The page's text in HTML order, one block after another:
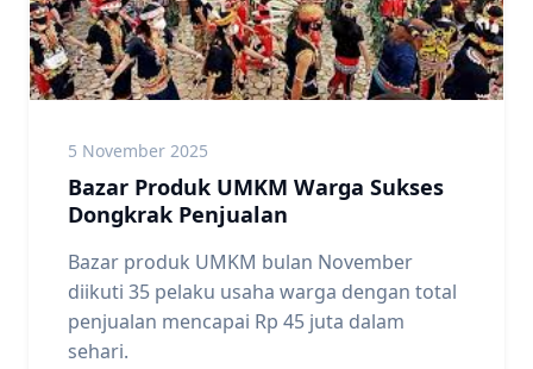
5 November 2025
Bazar Produk UMKM Warga Sukses
Dongkrak Penjualan
Bazar produk UMKM bulan November
diikuti 35 pelaku usaha warga dengan total
penjualan mencapai Rp 45 juta dalam
sehari.